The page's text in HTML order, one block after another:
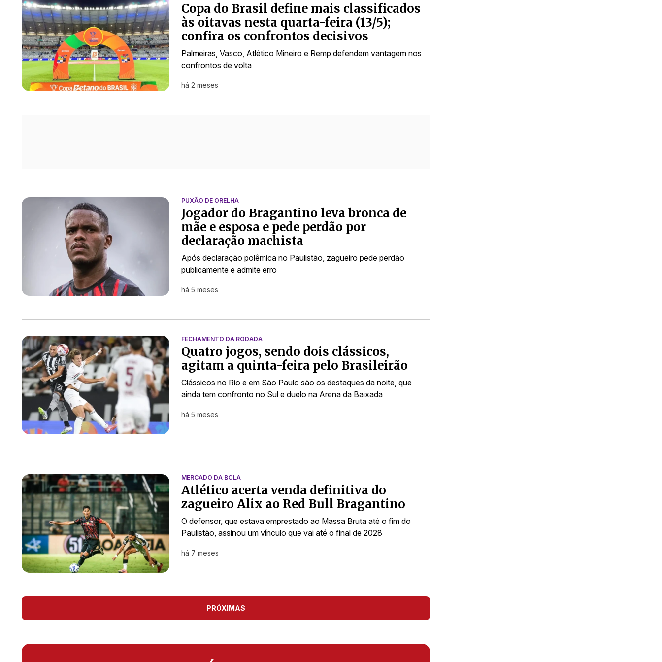
Copa do Brasil define mais classificados
às oitavas nesta quarta-feira (13/5);
confira os confrontos decisivos
Palmeiras, Vasco, Atlético Mineiro e Remp defendem vantagem nos
confrontos de volta
há 2 meses
PUXÃO DE ORELHA
Jogador do Bragantino leva bronca de
mãe e esposa e pede perdão por
declaração machista
Após declaração polêmica no Paulistão, zagueiro pede perdão
publicamente e admite erro
há 5 meses
FECHAMENTO DA RODADA
Quatro jogos, sendo dois clássicos,
agitam a quinta-feira pelo Brasileirão
Clássicos no Rio e em São Paulo são os destaques da noite, que
ainda tem confronto no Sul e duelo na Arena da Baixada
há 5 meses
MERCADO DA BOLA
Atlético acerta venda definitiva do
zagueiro Alix ao Red Bull Bragantino
O defensor, que estava emprestado ao Massa Bruta até o fim do
Paulistão, assinou um vínculo que vai até o final de 2028
há 7 meses
PRÓXIMAS